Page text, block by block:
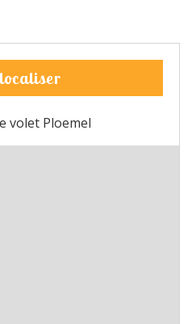
volet Ploemel